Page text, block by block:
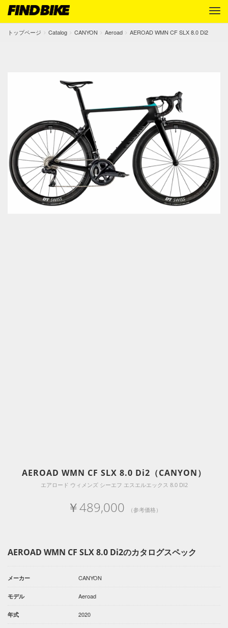
トップページ Catalog CANYON Aeroad AEROAD WMN CF SLX 8.0 Di2
AEROAD WMN CF SLX 8.0 Di2（CANYON）
エアロード ウィメンズ シーエフ エスエルエックス 8.0 DI2
￥489,000 （参考価格）
AEROAD WMN CF SLX 8.0 Di2のカタログスペック
メーカー CANYON
モデル Aeroad
年式 2020